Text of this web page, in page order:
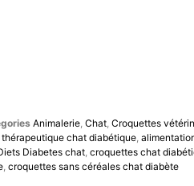
Animalerie, Chat, Croquettes
chat diabétique,
Diabetes chat, croquettes chat
, croquettes sans céréales chat diabète